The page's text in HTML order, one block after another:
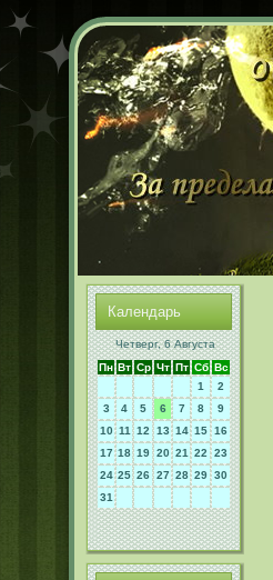
Календарь
Четверг, 6 Августа
Пн Вт Ср Чт Пт Сб Вс
1
2
3
4 5 6 7 8
9
10 11 12 13 14 15 16
17 18 19 20 21 22
23
24 25 26 27 28 29 30
31